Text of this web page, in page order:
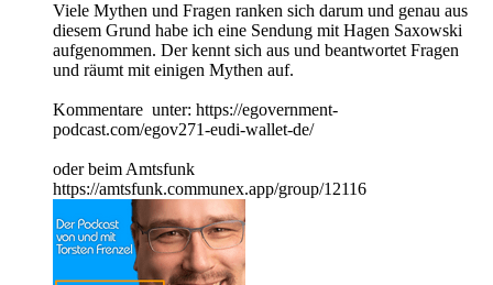
Viele Mythen und Fragen ranken sich darum und genau aus
diesem Grund habe ich eine Sendung mit Hagen Saxowski
aufgenommen. Der kennt sich aus und beantwortet Fragen
und räumt mit einigen Mythen auf.
Kommentare unter: https://egovernment-
podcast.com/egov271-eudi-wallet-de/
oder beim Amtsfunk
https://amtsfunk.communex.app/group/12116